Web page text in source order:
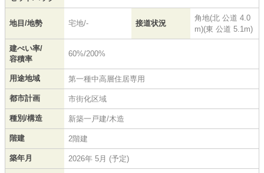
地目/地勢 宅地/- 接道状況
角地(北 公道 4.0
m)(東 公道 5.1m)
建ぺい率/
容積率
60%/200%
用途地域 第一種中高層住居専用
都市計画 市街化区域
種別/構造 新築一戸建/木造
階建 2階建
築年月 2026年 5月 (予定)